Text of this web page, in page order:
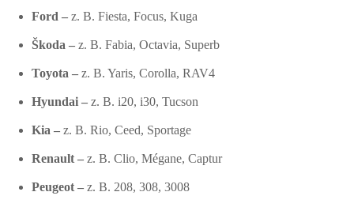
Ford – z. B. Fiesta, Focus, Kuga
Škoda – z. B. Fabia, Octavia, Superb
Toyota – z. B. Yaris, Corolla, RAV4
Hyundai – z. B. i20, i30, Tucson
Kia – z. B. Rio, Ceed, Sportage
Renault – z. B. Clio, Mégane, Captur
Peugeot – z. B. 208, 308, 3008